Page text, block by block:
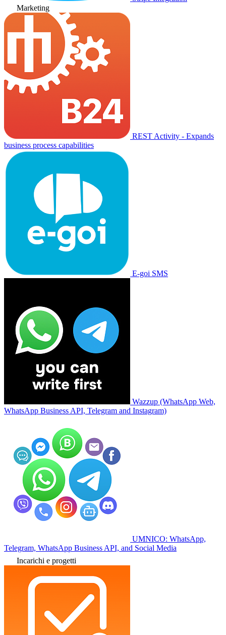
Marketing
REST Activity - Expands
business process capabilities
E-goi SMS
Wazzup (WhatsApp Web,
WhatsApp Business API, Telegram and Instagram)
UMNICO: WhatsApp,
Telegram, WhatsApp Business API, and Social Media
Incarichi e progetti